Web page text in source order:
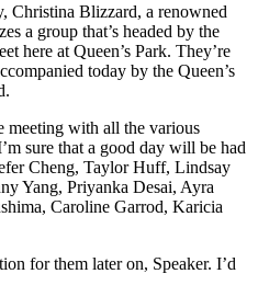
Christina Blizzard, a renowned
a group that’s headed by the
here at Queen’s Park. They’re
today by the Queen’s
meeting with all the various
sure that a good day will be had
Cheng, Taylor Huff, Lindsay
Yang, Priyanka Desai, Ayra
Caroline Garrod, Karicia
for them later on, Speaker. I’d